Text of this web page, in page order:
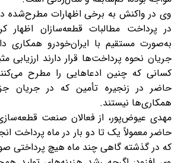
وی در واکنش به برخی اظهارات مطرح‌شده
در پرداخت مطالبات قطعه‌سازان اظهار
به‌صورت مستقیم با ایران‌خودرو همکاری
جریان نحوه پرداخت‌ها قرار دارند ارزیابی
کسانی که چنین ادعاهایی را مطرح
حاضر در زنجیره تأمین که در جریان
همکاری‌ها نیستند.
مهدی عیوض‌پور، از فعالان صنعت
حاضر معمولاً یک تا دو بار در ماه پرداخت
که در گذشته گاهی چند ماه هیچ پرداختی